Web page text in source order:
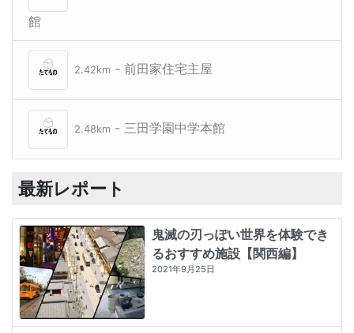
館
2.42km - 前田家住宅主屋
2.48km - 三田学園中学本館
最新レポート
鬼滅の刃っぽい世界を体験でき
るおすすめ施設【関西編】
2021年9月25日